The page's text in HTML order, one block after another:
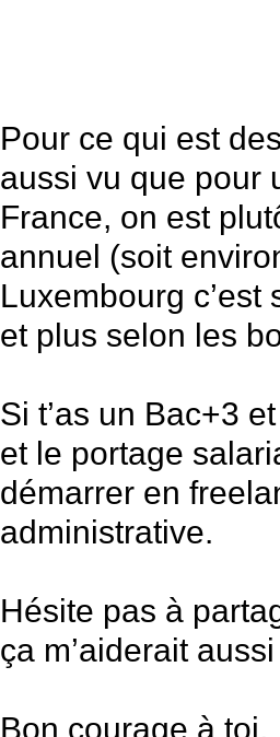
Pour ce qui est
aussi vu que pour
France, on est
annuel (soit
Luxembourg
et plus selon les
Si t’as un Bac+3
et le portage
démarrer en
administrative.
Hésite pas à
ça m’aiderait
Bon courage à toi,